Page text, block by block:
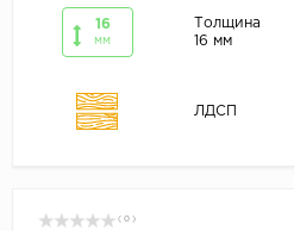
16
мм
Толщина
16 мм
ЛДСП
( 0 )